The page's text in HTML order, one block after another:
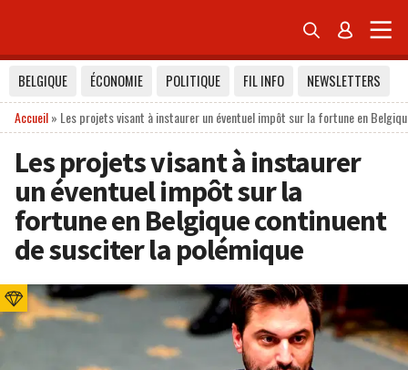
 
BELGIQUE ÉCONOMIE POLITIQUE FIL INFO
NEWSLETTERS
Accueil» Les projets visant à instaurer un éventuel impôt sur la fortune en
Les projets visant à instaurer
un éventuel impôt sur la
fortune en Belgique continuent
de susciter la polémique